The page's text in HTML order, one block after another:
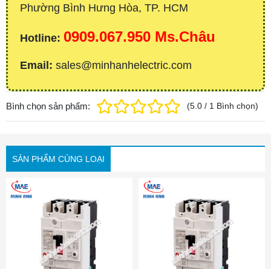
Phường Bình Hưng Hòa, TP. HCM
Hotline: 0909.067.950 Ms.Châu
Email: sales@minhanhelectric.com
Bình chọn sản phẩm: (5.0 / 1 Bình chọn)
SẢN PHẨM CÙNG LOẠI